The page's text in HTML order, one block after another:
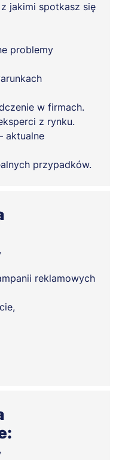
jakimi spotkasz się
problemy
w firmach.
z rynku.
aktualne
przypadków.
reklamowych